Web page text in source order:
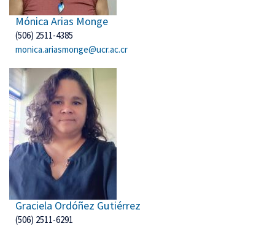
Mónica Arias Monge
(506) 2511-4385
monica.ariasmonge@ucr.ac.cr
Graciela Ordóñez Gutiérrez
(506) 2511-6291